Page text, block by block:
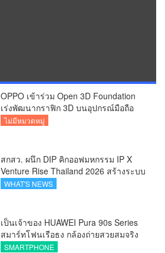
OPPO เข้าร่วม Open 3D Foundation
เร่งพัฒนากราฟิก 3D บนอุปกรณ์มือถือ
ไม่มีหมวดหมู่
สกสว. ผนึก DIP คิกออฟมหกรรม IP X
Venture Rise Thailand 2026 สร้างระบบ
นิเวศเชื่อมทรัพย์สินทางปัญญาผ่าน
WHAT'S NEWS
เป็นเจ้าของ HUAWEI Pura 90s Series
สมาร์ทโฟนเรือธง กล้องถ่ายสวยสมจริง
ทุกระยะ พร้อมของสมนาคุณและสิทธิ
SMARTPHONE